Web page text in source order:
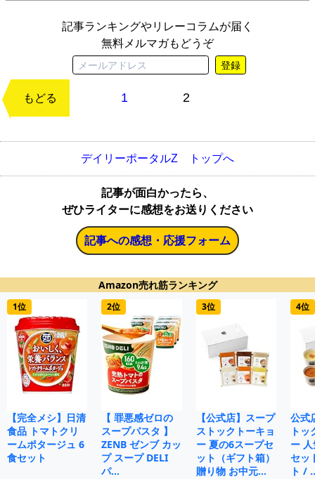
記事ランキングやリレーコラムが届く
無料メルマガもどうぞ
登録
もどる 1 2
デイリーポータルZ トップへ
記事が面白かったら、
ぜひライターに感想をお送りください
記事への感想・応援フォーム
Amazon売れ筋ランキング
1位
【完全メシ】日清
食品 トマトクリ
ームポタージュ 6
食セット
2位
【 罪悪感ゼロの
スープパスタ 】
ZENB ゼンブ カッ
プ スープ DELI
パ…
3位
【公式店】スープ
ストックトーキョ
ー 夏の6スープセ
ット（ギフト箱）
贈り物 お中元…
4位
公式
ト
ー
セッ
ト /